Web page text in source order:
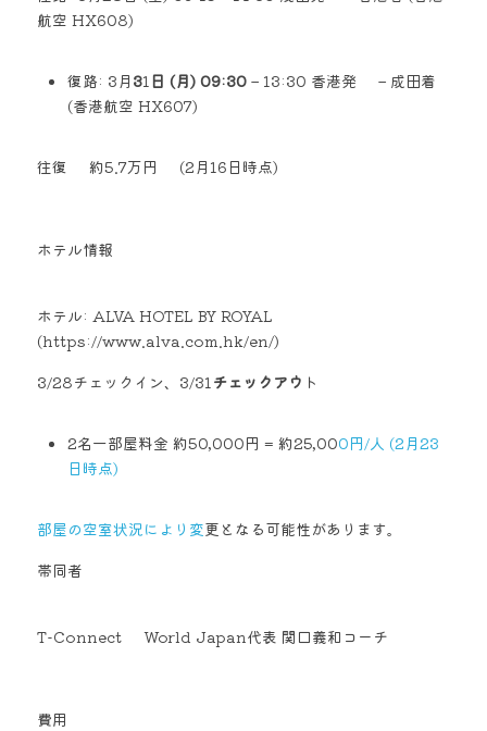
航空 HX608)
復路: 3月 31日 (月) 09:30 – 13:30 香港発     – 成田着
(香港航空 HX607)
往復     約5.7万円     (2月16日時点)
ホテル情報
ホテル: ALVA HOTEL BY ROYAL
(https://www.alva.com.hk/en/)
3/28チェックイン、3/31チェックアウ ト
2名一部屋料金 約50,000円 = 約25,000円/人 (2月23
日時点)
部屋の空室状況により変更となる可能性があります。
帯同者
T-Connect     World Japan代表 関口義和コーチ
費用